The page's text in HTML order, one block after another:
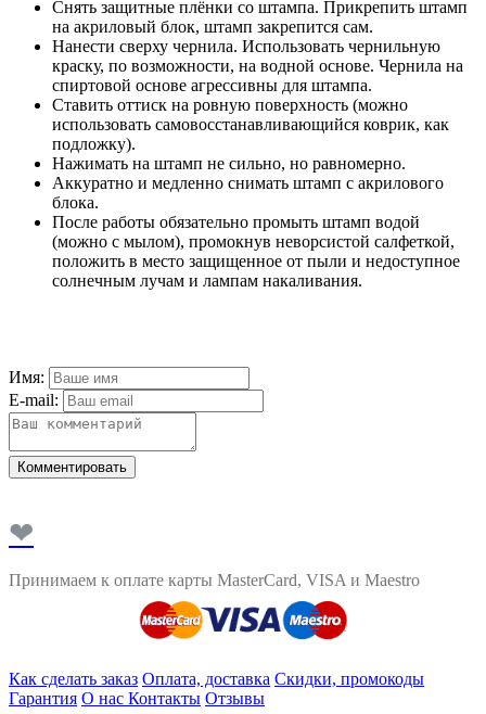
Снять защитные плёнки со штампа. Прикрепить штамп
на акриловый блок, штамп закрепится сам.
Нанести сверху чернила. Использовать чернильную
краску, по возможности, на водной основе. Чернила на
спиртовой основе агрессивны для штампа.
Ставить оттиск на ровную поверхность (можно
использовать самовосстанавливающийся коврик, как
подложку).
Нажимать на штамп не сильно, но равномерно.
Аккуратно и медленно снимать штамп с акрилового
блока.
После работы обязательно промыть штамп водой
(можно с мылом), промокнув неворсистой салфеткой,
положить в место защищенное от пыли и недоступное
солнечным лучам и лампам накаливания.
Имя:
E-mail:
Комментировать
❤
Принимаем к оплате карты MasterCard, VISA и Maestro
Как сделать заказ Оплата, доставка Скидки, промокоды
Гарантия О нас Контакты Отзывы